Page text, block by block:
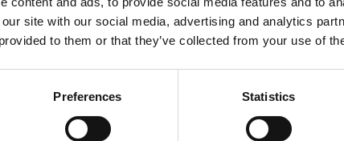
site with our social media, advertising and analytics
to them or that they’ve collected from your use of
Preferences Statistics
65 Watt
24-stifts USB-C
Chromebook 11 G9,11MK